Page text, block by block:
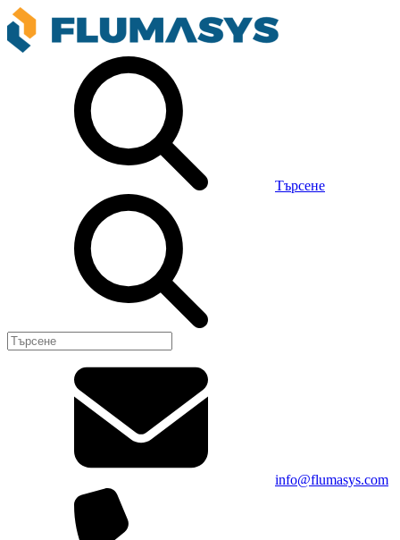
Търсене
info@flumasys.com